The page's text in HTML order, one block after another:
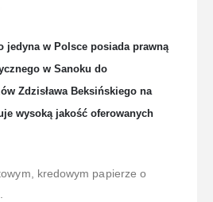
jedyna w Polsce posiada prawną
w Sanoku do
Zdzisława Beksińskiego na
wysoką jakość oferowanych
kredowym papierze o